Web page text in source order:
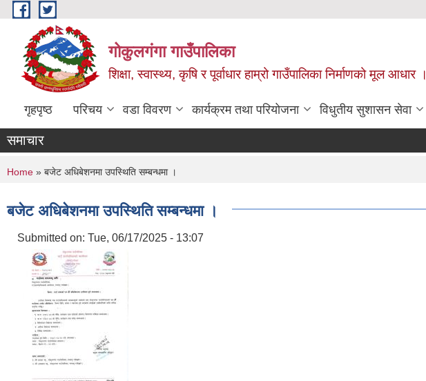
Skip to main content
गोकुलगंगा गाउँपालिका
शिक्षा, स्वास्थ्य, कृषि र पूर्वाधार हाम्रो गाउँपालिका निर्माणको मूल आधार ।
गृहपृष्ठ परिचय वडा विवरण कार्यक्रम तथा परियोजना विधुतीय सुशासन सेवा
समाचार
You are here
Home » बजेट अधिबेशनमा उपस्थिति सम्बन्धमा ।
बजेट अधिबेशनमा उपस्थिति सम्बन्धमा ।
Submitted on: Tue, 06/17/2025 - 13:07